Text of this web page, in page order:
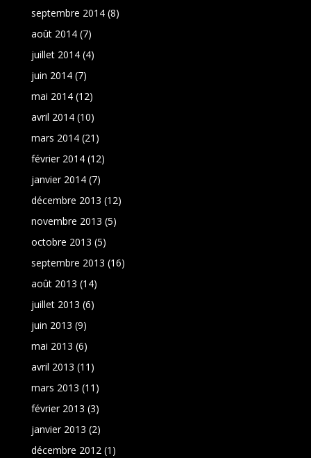
septembre 2014(8)
août 2014(7)
juillet 2014(4)
juin 2014(7)
mai 2014(12)
avril 2014(10)
mars 2014(21)
février 2014(12)
janvier 2014(7)
décembre 2013 (12)
novembre 2013 (5)
octobre 2013 (5)
septembre 2013 (16)
août 2013 (14)
juillet 2013 (6)
juin 2013 (9)
mai 2013 (6)
avril 2013 (11)
mars 2013 (11)
février 2013 (3)
janvier 2013 (2)
décembre 2012(1)